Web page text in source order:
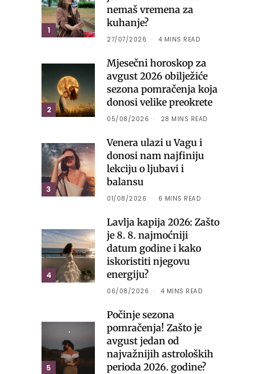
1
nemaš vremena za
kuhanje?
27/07/2026 4 MINS READ
2
Mjesečni horoskop za
avgust 2026 obilježiće
sezona pomračenja koja
donosi velike preokrete
05/08/2026 28 MINS READ
3
Venera ulazi u Vagu i
donosi nam najfiniju
lekciju o ljubavi i
balansu
01/08/2026 6 MINS READ
4
Lavlja kapija 2026: Zašto
je 8. 8. najmoćniji
datum godine i kako
iskoristiti njegovu
energiju?
06/08/2026 4 MINS READ
5
Počinje sezona
pomračenja! Zašto je
avgust jedan od
najvažnijih astroloških
perioda 2026. godine?